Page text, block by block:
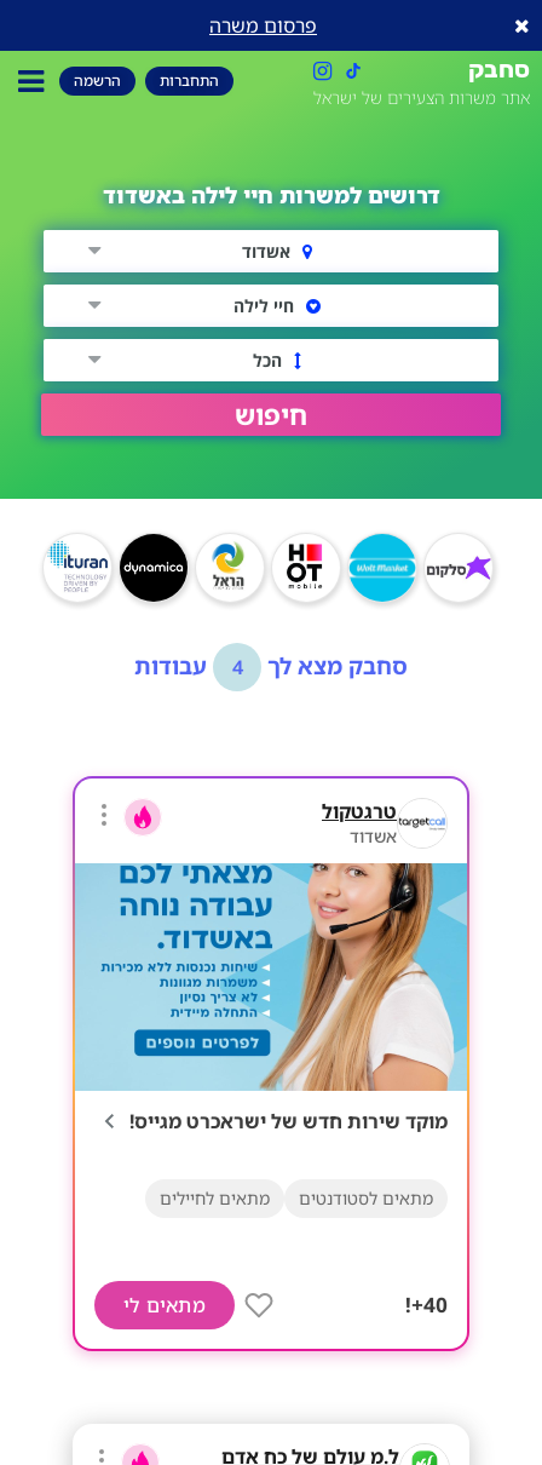
פרסום משרה
סחבק
אתר משרות הצעירים של ישראל
התחברות הרשמה
דרושים למשרות חיי לילה באשדוד
אשדוד
חיי לילה
הכל
חיפוש
סחבק מצא לך 4 עבודות
טרגטקול
אשדוד
מוקד שירות חדש של ישראכרט מגייס!
מתאים לסטודנטים מתאים לחיילים
40+! מתאים לי
ל.מ עולם של כח אדם